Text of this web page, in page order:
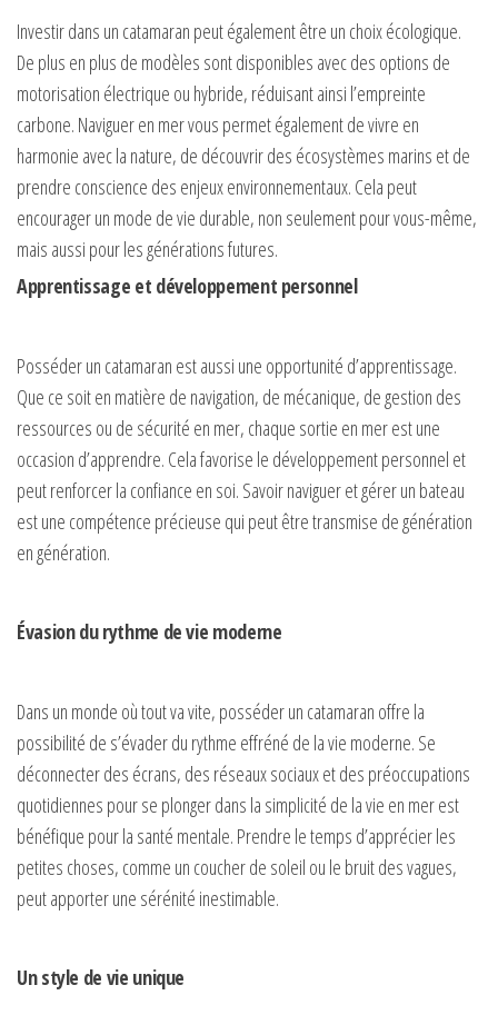
Investir dans un catamaran peut également être un choix écologique.
De plus en plus de modèles sont disponibles avec des options de
motorisation électrique ou hybride, réduisant ainsi l’empreinte
carbone. Naviguer en mer vous permet également de vivre en
harmonie avec la nature, de découvrir des écosystèmes marins et de
prendre conscience des enjeux environnementaux. Cela peut
encourager un mode de vie durable, non seulement pour vous-même,
mais aussi pour les générations futures.
Apprentissage et développement personnel
Posséder un catamaran est aussi une opportunité d’apprentissage.
Que ce soit en matière de navigation, de mécanique, de gestion des
ressources ou de sécurité en mer, chaque sortie en mer est une
occasion d’apprendre. Cela favorise le développement personnel et
peut renforcer la confiance en soi. Savoir naviguer et gérer un bateau
est une compétence précieuse qui peut être transmise de génération
en génération.
Évasion du rythme de vie moderne
Dans un monde où tout va vite, posséder un catamaran offre la
possibilité de s’évader du rythme effréné de la vie moderne. Se
déconnecter des écrans, des réseaux sociaux et des préoccupations
quotidiennes pour se plonger dans la simplicité de la vie en mer est
bénéfique pour la santé mentale. Prendre le temps d’apprécier les
petites choses, comme un coucher de soleil ou le bruit des vagues,
peut apporter une sérénité inestimable.
Un style de vie unique